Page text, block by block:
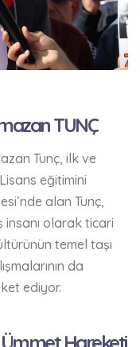
TUNÇ
Tunç, ilk ve
eğitimini
alan Tunç,
insanı olarak ticari
temel taşı
da
ediyor.
Hareketi